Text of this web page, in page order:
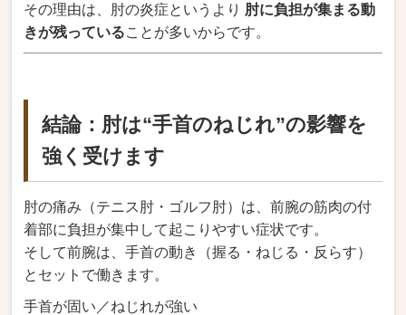
その理由は、肘の炎症というより 肘に負担が集まる動
きが残っていることが多いからです。
結論：肘は“手首のねじれ”の影響を
強く受けます
肘の痛み（テニス肘・ゴルフ肘）は、前腕の筋肉の付
着部に負担が集中して起こりやすい症状です。
そして前腕は、手首の動き（握る・ねじる・反らす）
とセットで働きます。
手首が固い／ねじれが強い